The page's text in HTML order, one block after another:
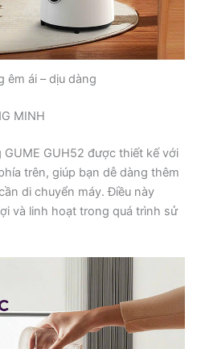
êm ái – dịu dàng
MINH
GUH52 được thiết kế với
trên, giúp bạn dễ dàng thêm
di chuyển máy. Điều này
và linh hoạt trong quá trình sử